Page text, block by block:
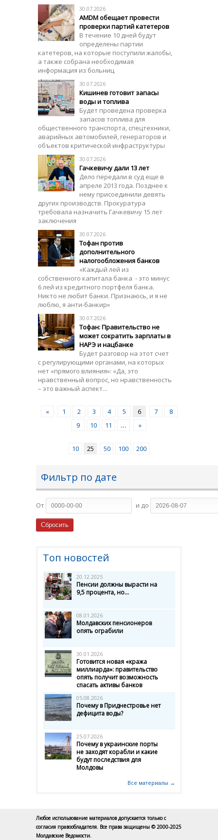
30.07.2026
AMDM обещает провести
проверки партий катетеров
В течение 10 дней будут
определены партии
катетеров, на которые поступили жалобы,
а также собрана необходимая
информация из больниц
30.07.2026
Кишинев готовит запасы
воды и топлива
Будет проведена проверка
запасов топлива для
общественного транспорта, спецтехники,
аварийных автомобилей, генераторов и
объектов критической инфраструктуры
30.07.2026
Гачкевичу дали 13 лет
Дело передали в суд еще в
апреле 2013 года. Позднее к
нему присоединили девять
других производств. Прокуратура
требовала назначить Гачкевичу 15 лет
заключения
30.07.2026
Тофан против
дополнительного
налогообложения банков
«Каждый лей из
собственного капитала банка - это минус
6 лей из кредитного портфеля банка.
Никто не любит банки. Признаюсь, и я не
люблю, я анти-банкир»
30.07.2026
Тофан: Правительство не
может сократить зарплаты в
НАРЭ и нацбанке
Будет разговор на этот счет
с регулирующими органами, на которых
нет «прямого влияния»: «Да, это
нравственный вопрос, но нравственность
– это важный аспект...
« 1 2 3 4 5 6 7
8
9
10 11 … »
10 25 50 100 200
Фильтр по дате
От и до
Топ новостей
20.12.2025
Пенсии должны вырасти на
9,5 процента, но...
08.01.2026
Молдавских пенсионеров
опять ограбили
30.01.2026
Готовится новая «кража
миллиарда»: правительство
опять получит возможность
спасать активы банков
05.08.2026
Почему в Приднестровье нет
дефицита воды?
25.07.2026
Почему в украинские порты
не заходят корабли и какие
будут последствия для
Молдовы
Все материалы →
Любое использование материалов допускается только с
согласия правообладателя. Все права защищены © 2000-2025
Молдавские Ведомости.